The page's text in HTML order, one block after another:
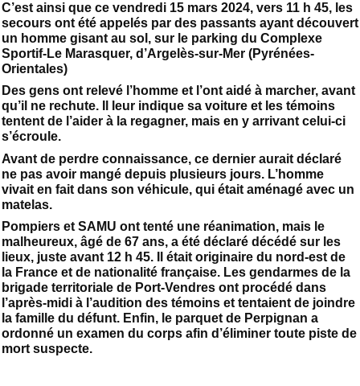
C’est ainsi que ce vendredi 15 mars 2024, vers 11 h 45, les
secours ont été appelés par des passants ayant découvert
un homme gisant au sol, sur le parking du Complexe
Sportif-Le Marasquer, d’Argelès-sur-Mer (Pyrénées-
Orientales)
Des gens ont relevé l’homme et l’ont aidé à marcher, avant
qu’il ne rechute. Il leur indique sa voiture et les témoins
tentent de l’aider à la regagner, mais en y arrivant celui-ci
s’écroule.
Avant de perdre connaissance, ce dernier aurait déclaré
ne pas avoir mangé depuis plusieurs jours. L’homme
vivait en fait dans son véhicule, qui était aménagé avec un
matelas.
Pompiers et SAMU ont tenté une réanimation, mais le
malheureux, âgé de 67 ans, a été déclaré décédé sur les
lieux, juste avant 12 h 45. Il était originaire du nord-est de
la France et de nationalité française. Les gendarmes de la
brigade territoriale de Port-Vendres ont procédé dans
l’après-midi à l’audition des témoins et tentaient de joindre
la famille du défunt. Enfin, le parquet de Perpignan a
ordonné un examen du corps afin d’éliminer toute piste de
mort suspecte.